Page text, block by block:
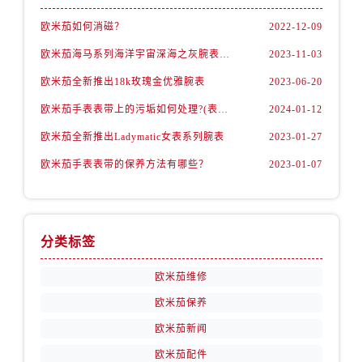
内蒙古自治区锡林郭勒盟市锡林浩特市光明街与额尔敦路交叉口欧米茄售后服务中心（需提前预约）
欧米茄如何消磁？ 2022-12-09
欧米茄海马系列海洋宇宙深海之灰腕表，理想之选 2023-11-03
欧米茄全新推出18k玫瑰金优雅腕表 2023-06-20
欧米茄手表表带上的污垢如何处理?(表带的清洁技巧) 2024-01-12
欧米茄全新推出Ladymatic女表系列腕表 2023-01-27
欧米茄手表表带的保养方法有哪些？ 2023-01-07
分类标签
欧米茄维修
欧米茄保养
欧米茄新闻
欧米茄配件